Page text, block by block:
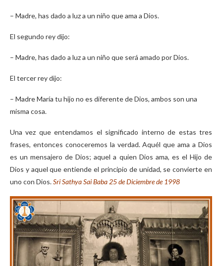
– Madre, has dado a luz a un niño que ama a Dios.
El segundo rey dijo:
– Madre, has dado a luz a un niño que será amado por Dios.
El tercer rey dijo:
– Madre María tu hijo no es diferente de Dios, ambos son una
misma cosa.
Una vez que entendamos el significado interno de estas tres
frases, entonces conoceremos la verdad. Aquél que ama a Dios
es un mensajero de Dios; aquel a quien Dios ama, es el Hijo de
Dios y aquel que entiende el principio de unidad, se convierte en
uno con Dios.Sri Sathya Sai Baba 25 de Diciembre de 1998